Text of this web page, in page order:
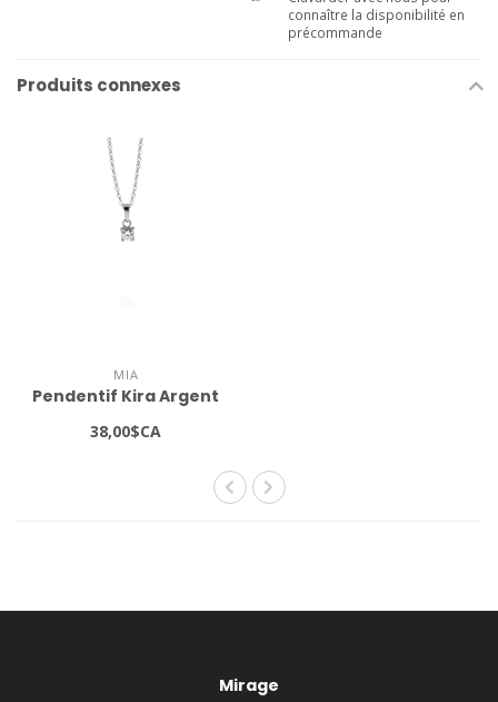
connaître la disponibilité en
précommande
Produits connexes
MIA
Pendentif Kira Argent
38,00$CA
Mirage